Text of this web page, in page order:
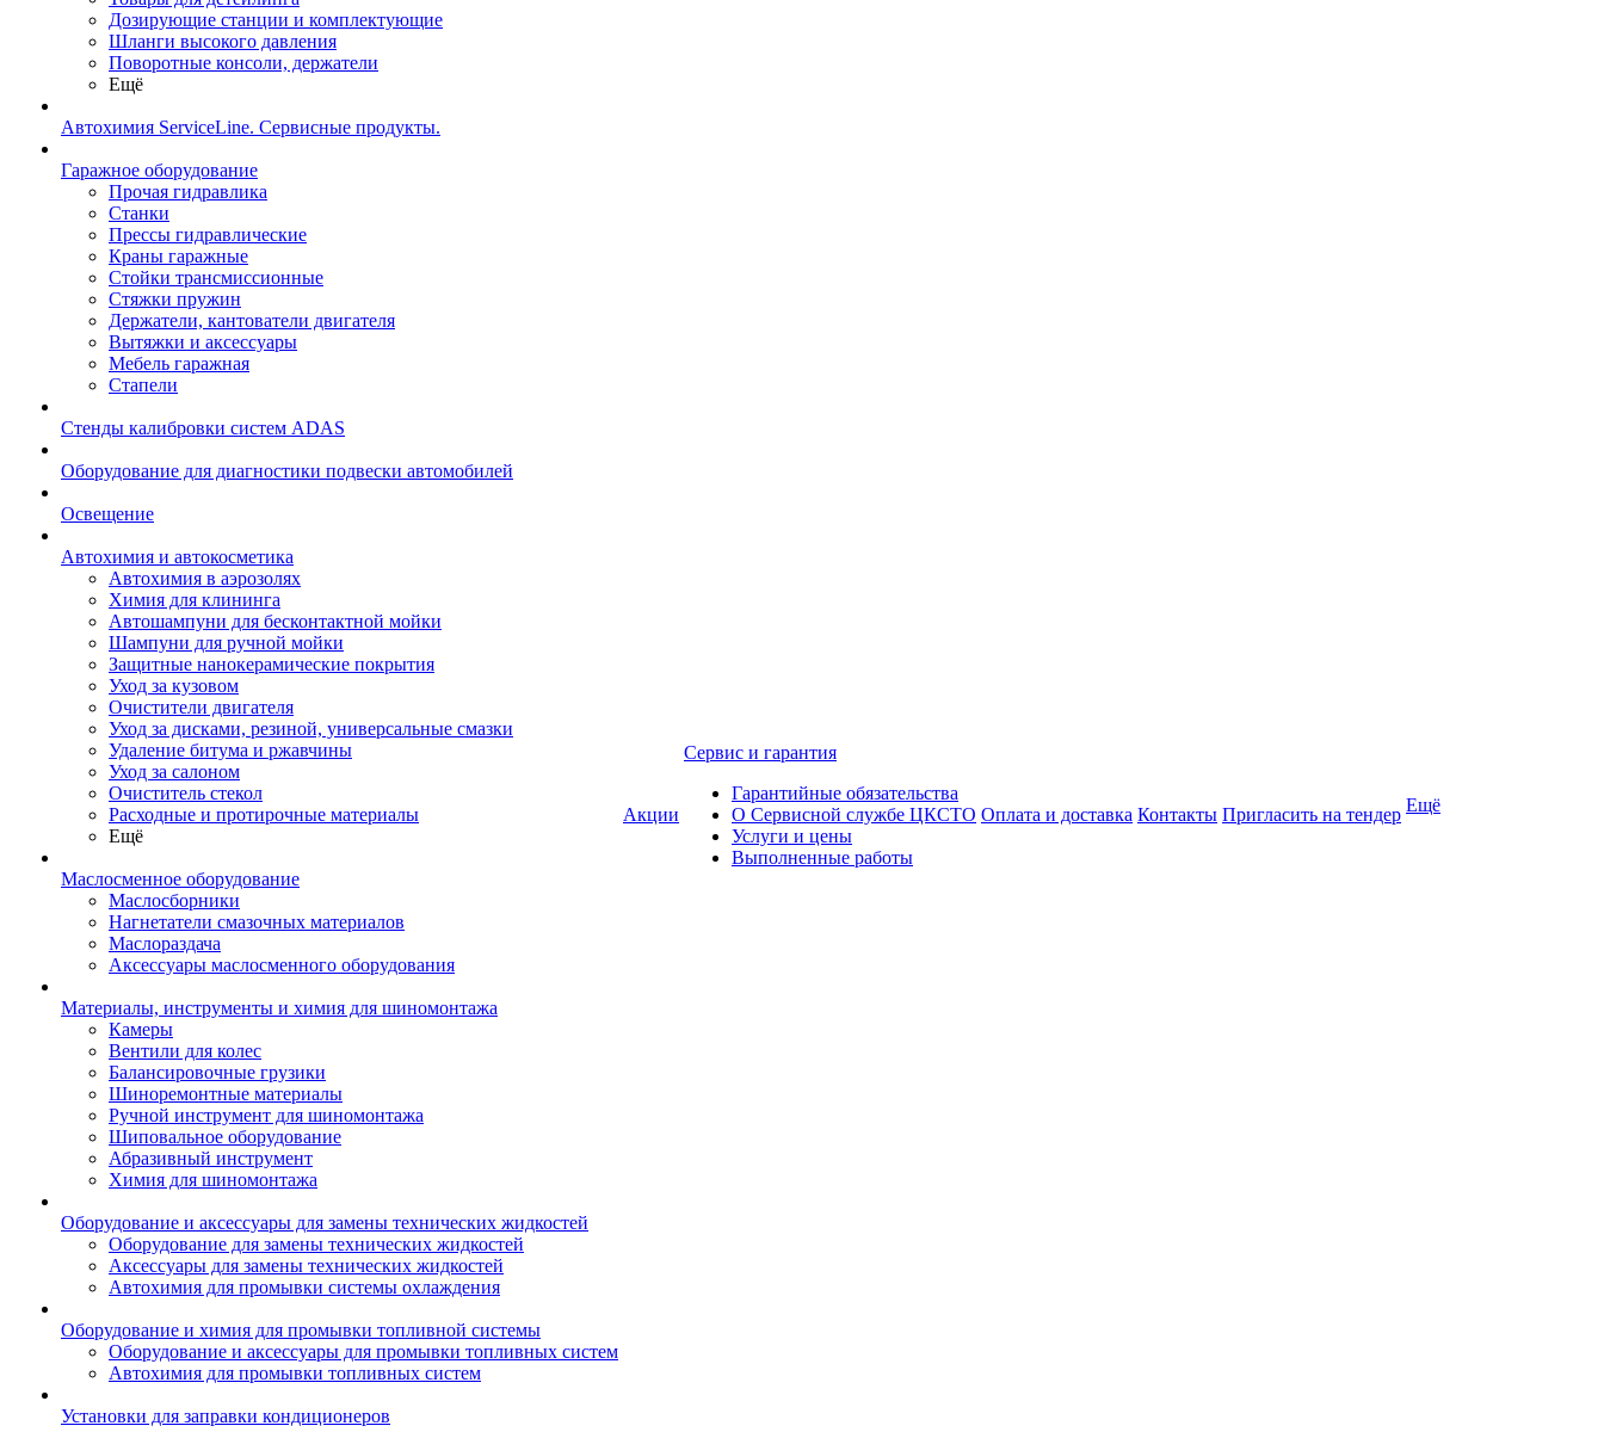
Дозирующие станции и комплектующие
Шланги высокого давления
Поворотные консоли, держатели
Ещё
Автохимия ServiceLine. Сервисные продукты.
Гаражное оборудование
Прочая гидравлика
Станки
Прессы гидравлические
Краны гаражные
Стойки трансмиссионные
Стяжки пружин
Держатели, кантователи двигателя
Вытяжки и аксессуары
Мебель гаражная
Стапели
Стенды калибровки систем ADAS
Оборудование для диагностики подвески автомобилей
Освещение
Автохимия и автокосметика
Автохимия в аэрозолях
Химия для клининга
Автошампуни для бесконтактной мойки
Шампуни для ручной мойки
Защитные нанокерамические покрытия
Уход за кузовом
Очистители двигателя
Уход за дисками, резиной, универсальные смазки
Удаление битума и ржавчины
Уход за салоном
Очиститель стекол
Расходные и протирочные материалы
Ещё
Маслосменное оборудование
Маслосборники
Нагнетатели смазочных материалов
Маслораздача
Аксессуары маслосменного оборудования
Материалы, инструменты и химия для шиномонтажа
Камеры
Вентили для колес
Балансировочные грузики
Шиноремонтные материалы
Ручной инструмент для шиномонтажа
Шиповальное оборудование
Абразивный инструмент
Химия для шиномонтажа
Оборудование и аксессуары для замены технических жидкостей
Оборудование для замены технических жидкостей
Аксессуары для замены технических жидкостей
Автохимия для промывки системы охлаждения
Оборудование и химия для промывки топливной системы
Оборудование и аксессуары для промывки топливных систем
Автохимия для промывки топливных систем
Установки для заправки кондиционеров
Акции
Сервис и гарантия
Гарантийные обязательства
О Сервисной службе ЦКСТО
Услуги и цены
Выполненные работы
Оплата и доставка Контакты Пригласить на тендер Ещё